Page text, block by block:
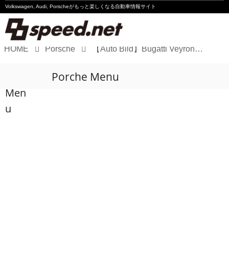
Volkswagen, Audi, Porscheがもっと楽しくなる自動車情報サイト
Audi
HOME Porsche 【Auto Bild】Bugatti Veyron FKP Homageに込められた想いとは
Men
u
Porche Menu